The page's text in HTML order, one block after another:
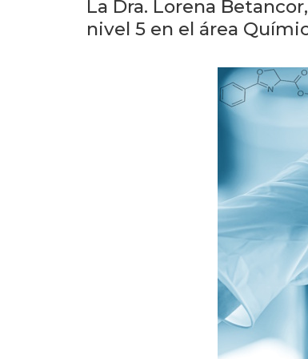
La Dra. Lorena
nivel 5 en el área